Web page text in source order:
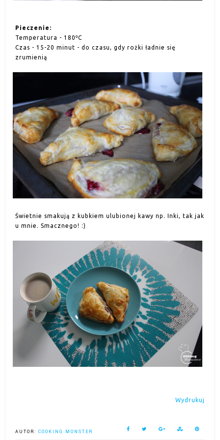
Pieczenie:
Temperatura - 180ºC
Czas - 15-20 minut - do czasu, gdy rożki ładnie się
zrumienią
Świetnie smakują z kubkiem ulubionej kawy np. Inki, tak jak
u mnie. Smacznego! :)
Wydrukuj
AUTOR: COOKING MONSTER